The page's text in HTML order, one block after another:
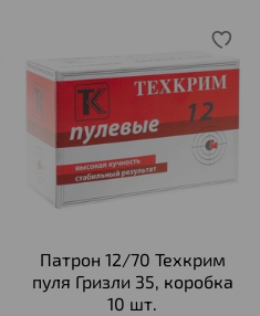
Патрон 12/70 Техкрим
пуля Гризли 35, коробка
10 шт.